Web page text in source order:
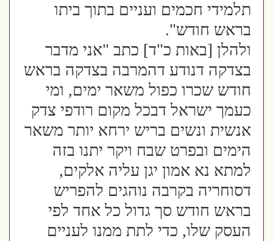
תלמידי חכמים ועניים בתוך ביתו
בראש חודש".
ולהלן [באות כ"ד] כתב "אני מדבר
בצדקה דנודע דהמרבה בצדקה בראש
חודש שכרו כפול משאר ימים, ומי
כעמך ישראל דבכל מקום רודפי צדק
אנשית ונשים בריש ירחא יותר משאר
הימים ובפרט שבח ויקר יתנו בזה
למתא נא אמון יגן עליה אלקים,
דסוחריה בקרבה נוהגים להפריש
בראש חודש סך גדול כל אחד לפי
העסק שלו, כדי לתת ממנו לעניים